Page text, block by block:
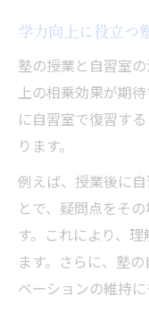
学力向上に役立つ
塾の授業と自習室
上の相乗効果が期
に自習室で復習す
ります。
例えば、授業後に
とで、疑問点をそ
す。これにより、
ます。さらに、塾
ベーションの維持に